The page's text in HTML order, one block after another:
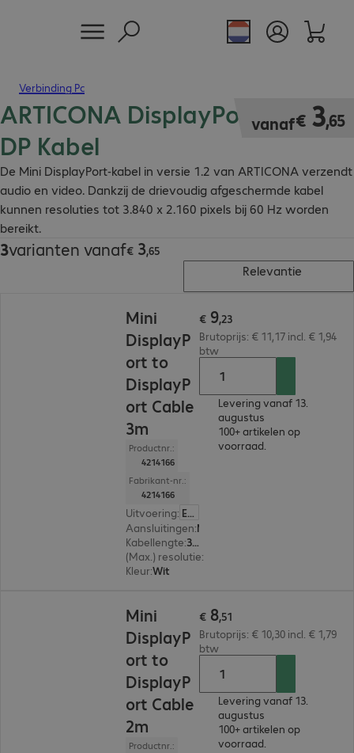
Verbinding Pc
ARTICONA DisplayPort - Mini-
DP Kabel
De Mini DisplayPort-kabel in versie 1.2 van ARTICONA verzendt
audio en video. Dankzij de drievoudig afgeschermde kabel
kunnen resoluties tot 3.840 x 2.160 pixels bij 60 Hz worden
bereikt.
vanaf€ 3,65
€ 3,65
3varianten vanaf€ 3,65
€ 3,65
Relevantie
Mini
DisplayP
ort to
DisplayP
ort Cable
3m
Productnr.:
4214166
Fabrikant-nr.:
4214166
Uitvoering: Europa
Aansluitingen:
Kabellengte: 3 m
(Max.) resolutie:
Kleur:Wit
€ 9,23
Brutoprijs: € 11,17 incl. € 1,94
btw
Levering vanaf 13.
augustus
100+ artikelen op
voorraad.
Mini
DisplayP
ort to
DisplayP
ort Cable
2m
Productnr.:
€ 8,51
Brutoprijs: € 10,30 incl. € 1,79
btw
Levering vanaf 13.
augustus
100+ artikelen op
voorraad.